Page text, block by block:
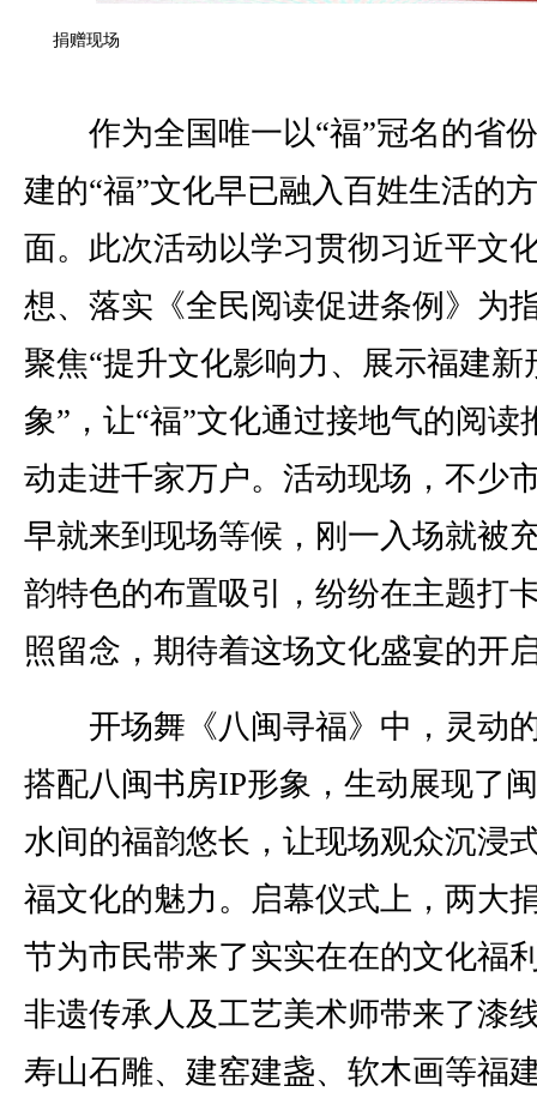
捐赠现场
作为全国唯一以“福”冠名的省
建的“福”文化早已融入百姓生活的
面。此次活动以学习贯彻习近平文
想、落实《全民阅读促进条例》为
聚焦“提升文化影响力、展示福建新
象”，让“福”文化通过接地气的阅读
动走进千家万户。活动现场，不少
早就来到现场等候，刚一入场就被
韵特色的布置吸引，纷纷在主题打
照留念，期待着这场文化盛宴的开
开场舞《八闽寻福》中，灵动
搭配八闽书房IP形象，生动展现了
水间的福韵悠长，让现场观众沉浸
福文化的魅力。启幕仪式上，两大
节为市民带来了实实在在的文化福
非遗传承人及工艺美术师带来了漆
寿山石雕、建窑建盏、软木画等福